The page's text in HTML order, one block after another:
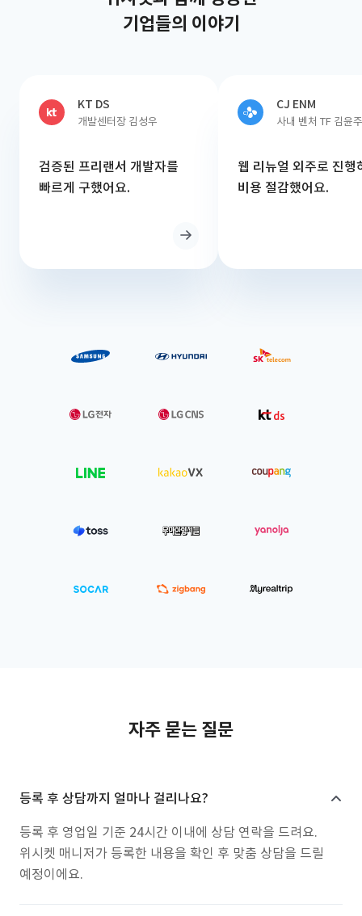
기업들의 이야기
KT DS
개발센터장 김성우
검증된 프리랜서 개발자를
빠르게 구했어요.
CJ ENM
사내 벤처 TF 김윤주
웹 리뉴얼 외주로 진행
비용 절감했어요.
자주 묻는 질문
등록 후 상담까지 얼마나 걸리나요?
등록 후 영업일 기준 24시간 이내에 상담 연락을 드려요.
위시켓 매니저가 등록한 내용을 확인 후 맞춤 상담을 드릴
예정이에요.